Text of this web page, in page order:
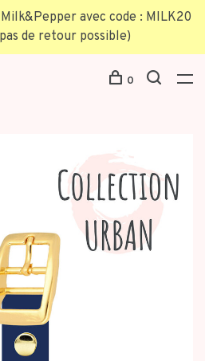
avec code : MILK20
de retour possible)
0